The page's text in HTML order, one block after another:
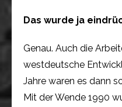
Das wurde ja
Genau. Auch die
westdeutsche
Jahre waren es dann
Mit der Wende 1990